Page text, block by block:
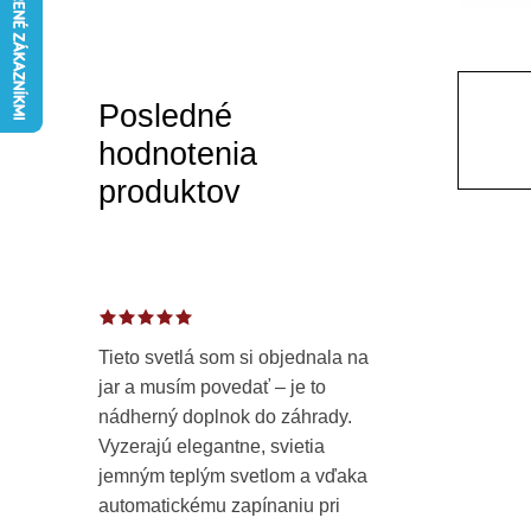
lPosledné
hodnotenia
produktov
Tieto svetlá som si objednala na
jar a musím povedať – je to
nádherný doplnok do záhrady.
Vyzerajú elegantne, svietia
jemným teplým svetlom a vďaka
automatickému zapínaniu pri